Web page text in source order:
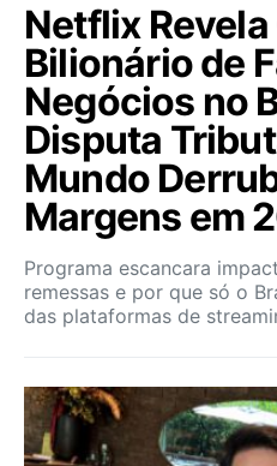
Netflix
Bilionário de
Negócios no
Disputa
Mundo
Margens em
Programa escancara
remessas e por que só o
das plataformas de